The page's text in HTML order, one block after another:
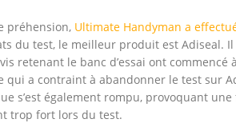
préhension, Ultimate Handyman a
du test, le meilleur produit est Adiseal.
retenant le banc d’essai ont commencé
qui a contraint à abandonner le test sur
s’est également rompu, provoquant
trop fort lors du test.